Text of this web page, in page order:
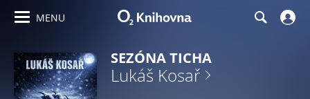
MENU
SEZÓNA TICHA
Lukáš Kosař